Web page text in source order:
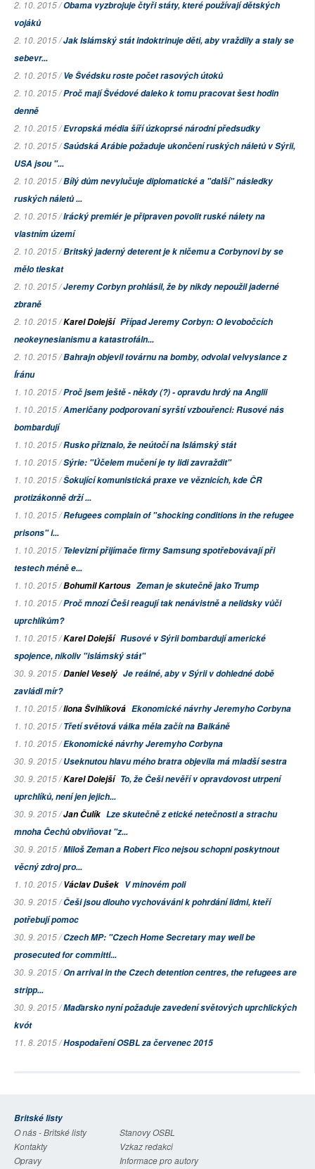
2. 10. 2015 /Obama vyzbrojuje čtyři státy, které používají dětských
vojáků
2. 10. 2015 /Jak Islámský stát indoktrinuje děti, aby vraždily a staly se
sebevr...
2. 10. 2015 /Ve Švédsku roste počet rasových útoků
2. 10. 2015 /Proč mají Švédové daleko k tomu pracovat šest hodin
denně
2. 10. 2015 /Evropská média šíří úzkoprsé národní předsudky
2. 10. 2015 /Saúdská Arábie požaduje ukončení ruských náletů v Sýrii,
USA jsou "...
2. 10. 2015 /Bílý dům nevylučuje diplomatické a "další" následky
ruských náletů ...
2. 10. 2015 /Irácký premiér je připraven povolit ruské nálety na
vlastním území
2. 10. 2015 /Britský jaderný deterent je k ničemu a Corbynovi by se
mělo tleskat
2. 10. 2015 /Jeremy Corbyn prohlásil, že by nikdy nepoužil jaderné
zbraně
2. 10. 2015 /Karel Dolejší Případ Jeremy Corbyn: O levobočcích
neokeynesianismu a katastrofáln...
2. 10. 2015 /Bahrajn objevil továrnu na bomby, odvolal velvyslance z
Íránu
1. 10. 2015 /Proč jsem ještě - někdy (?) - opravdu hrdý na Anglii
1. 10. 2015 /Američany podporovaní syrští vzbouřenci: Rusové nás
bombardují
1. 10. 2015 /Rusko přiznalo, že neútočí na Islámský stát
1. 10. 2015 /Sýrie: "Účelem mučení je ty lidi zavraždit"
1. 10. 2015 /Šokující komunistická praxe ve věznicích, kde ČR
protizákonně drží ...
1. 10. 2015 /Refugees complain of "shocking conditions in the refugee
prisons" i...
1. 10. 2015 /Televizní přijímače firmy Samsung spotřebovávají při
testech méně e...
1. 10. 2015 /Bohumil Kartous Zeman je skutečně jako Trump
1. 10. 2015 /Proč mnozí Češi reagují tak nenávistně a nelidsky vůči
uprchlíkům?
1. 10. 2015 /Karel Dolejší Rusové v Sýrii bombardují americké
spojence, nikoliv "islámský stát"
30. 9. 2015 /Daniel Veselý Je reálné, aby v Sýrii v dohledné době
zavládl mír?
1. 10. 2015 /Ilona Švihlíková Ekonomické návrhy Jeremyho Corbyna
1. 10. 2015 /Třetí světová válka měla začít na Balkáně
1. 10. 2015 /Ekonomické návrhy Jeremyho Corbyna
30. 9. 2015 /Useknutou hlavu mého bratra objevila má mladší sestra
30. 9. 2015 /Karel Dolejší To, že Češi nevěří v opravdovost utrpení
uprchlíků, není jen jejich...
30. 9. 2015 /Jan Čulík Lze skutečně z etické netečnosti a strachu
mnoha Čechů obviňovat "z...
30. 9. 2015 /Miloš Zeman a Robert Fico nejsou schopni poskytnout
věcný zdroj pro...
1. 10. 2015 /Václav Dušek V minovém poli
30. 9. 2015 /Češi jsou dlouho vychováváni k pohrdání lidmi, kteří
potřebují pomoc
30. 9. 2015 /Czech MP: "Czech Home Secretary may well be
prosecuted for committi...
30. 9. 2015 /On arrival in the Czech detention centres, the refugees are
stripp...
30. 9. 2015 /Maďarsko nyní požaduje zavedení světových uprchlických
kvót
11. 8. 2015 /Hospodaření OSBL za červenec 2015
Britské listy
O nás - Britské listy
Stanovy OSBL
Kontakty
Vzkaz redakci
Opravy
Informace pro autory